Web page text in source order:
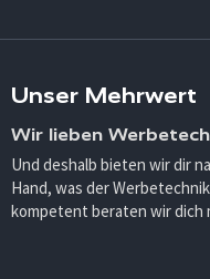
Unser Mehrwert
Wir lieben
Und deshalb bieten wir dir
Hand, was der
kompetent beraten wir dich